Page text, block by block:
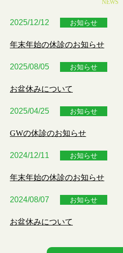
NEWS
2025/12/12 お知らせ
年末年始の休診のお知らせ
2025/08/05 お知らせ
お盆休みについて
2025/04/25 お知らせ
GWの休診のお知らせ
2024/12/11 お知らせ
年末年始の休診のお知らせ
2024/08/07 お知らせ
お盆休みについて